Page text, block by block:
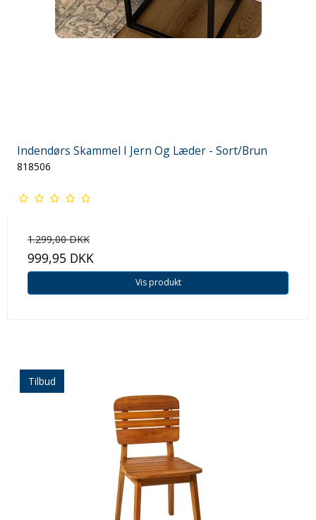
Indendørs Skammel I Jern Og Læder - Sort/Brun
818506
1.299,00 DKK
999,95 DKK
Vis produkt
Tilbud